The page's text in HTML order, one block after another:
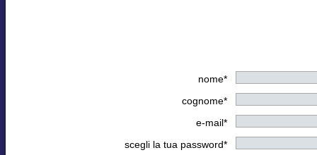
nome*
cognome*
e-mail*
scegli la tua password*